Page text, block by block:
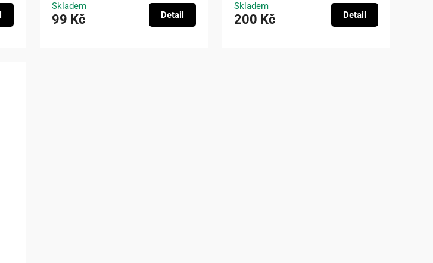
Skladem
99 Kč Detail
Skladem
200 Kč Detail